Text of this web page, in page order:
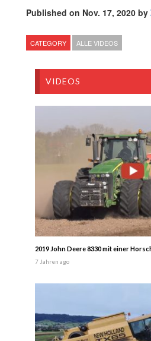
Published on Nov. 17, 2020 by
CATEGORY ALLE VIDEOS
VIDEOS
2019 John Deere 8330 mit einer
7 Jahren ago